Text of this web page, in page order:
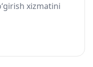
xizmatini